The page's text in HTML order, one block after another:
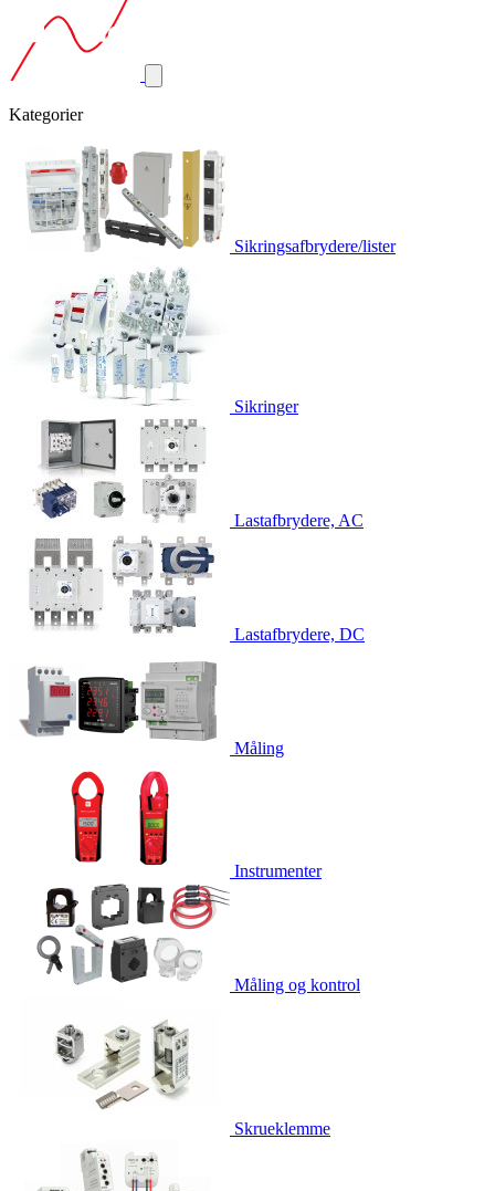
Kategorier
Sikringsafbrydere/lister
Sikringer
Lastafbrydere, AC
Lastafbrydere, DC
Måling
Instrumenter
Måling og kontrol
Skrueklemme